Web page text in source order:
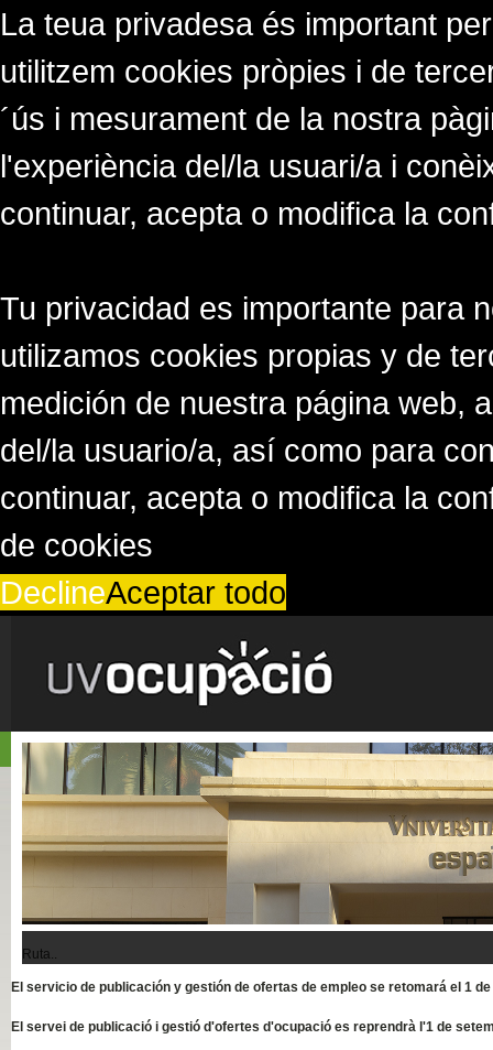
La teua privadesa és important
utilitzem cookies pròpies i de
´ús i mesurament de la nostra
l'experiència del/la usuari/a i
continuar, acepta o modifica la
Tu privacidad es importante para
utilizamos cookies propias y de
medición de nuestra página web,
del/la usuario/a, así como para
continuar, acepta o modifica la
de cookies
DeclineAceptar todo
Ruta..
El servicio de publicación y gestión de ofertas de empleo se retomará el 1
El servei de publicació i gestió d'ofertes d'ocupació es reprendrà l'1 de